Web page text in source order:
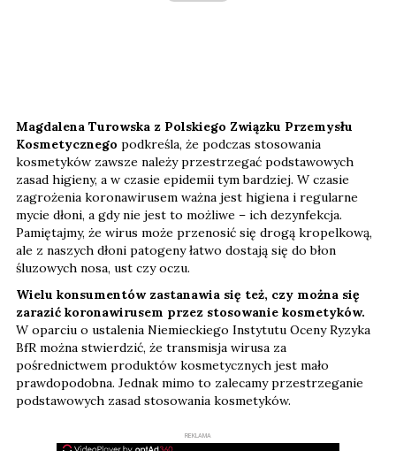
Magdalena Turowska z Polskiego Związku Przemysłu
Kosmetycznego podkreśla, że podczas stosowania
kosmetyków zawsze należy przestrzegać podstawowych
zasad higieny, a w czasie epidemii tym bardziej. W czasie
zagrożenia koronawirusem ważna jest higiena i regularne
mycie dłoni, a gdy nie jest to możliwe – ich dezynfekcja.
Pamiętajmy, że wirus może przenosić się drogą kropelkową,
ale z naszych dłoni patogeny łatwo dostają się do błon
śluzowych nosa, ust czy oczu.
Wielu konsumentów zastanawia się też, czy można się
zarazić koronawirusem przez stosowanie kosmetyków.
W oparciu o ustalenia Niemieckiego Instytutu Oceny Ryzyka
BfR można stwierdzić, że transmisja wirusa za
pośrednictwem produktów kosmetycznych jest mało
prawdopodobna. Jednak mimo to zalecamy przestrzeganie
podstawowych zasad stosowania kosmetyków.
REKLAMA